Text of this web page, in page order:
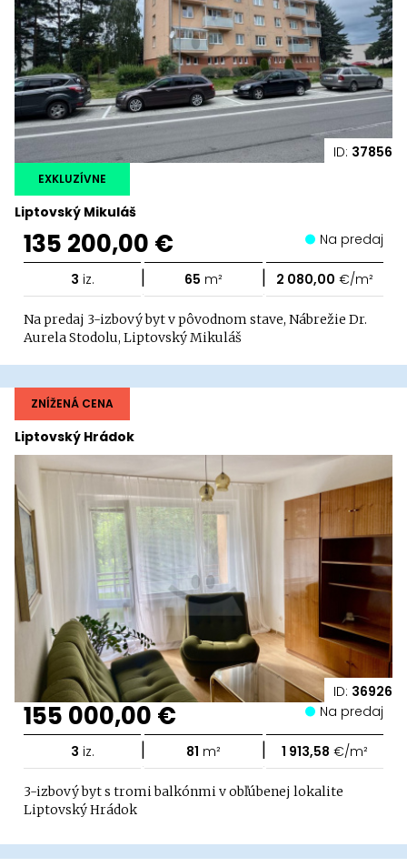
ID: 37856
Liptovský Mikuláš
EXKLUZÍVNE
135 200,00 € Na predaj
3 iz. | 65 m² | 2 080,00 €/m²
Na predaj 3-izbový byt v pôvodnom stave, Nábrežie Dr.
Aurela Stodolu, Liptovský Mikuláš
ID: 36926
Liptovský Hrádok
ZNÍŽENÁ CENA
155 000,00 € Na predaj
3 iz. | 81 m² | 1 913,58 €/m²
3-izbový byt s tromi balkónmi v obľúbenej lokalite
Liptovský Hrádok